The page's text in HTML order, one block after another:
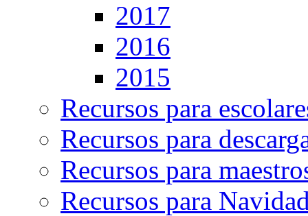
2017
2016
2015
Recursos para
Recursos para
Recursos para
Recursos para